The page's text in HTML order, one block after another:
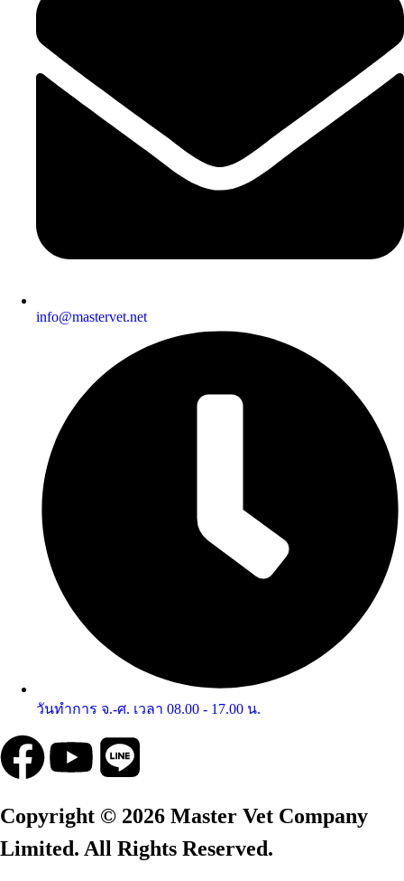
info@mastervet.net
วันทำการ จ.-ศ. เวลา 08.00 - 17.00 น.
Copyright © 2026 Master Vet Company
Limited. All Rights Reserved.